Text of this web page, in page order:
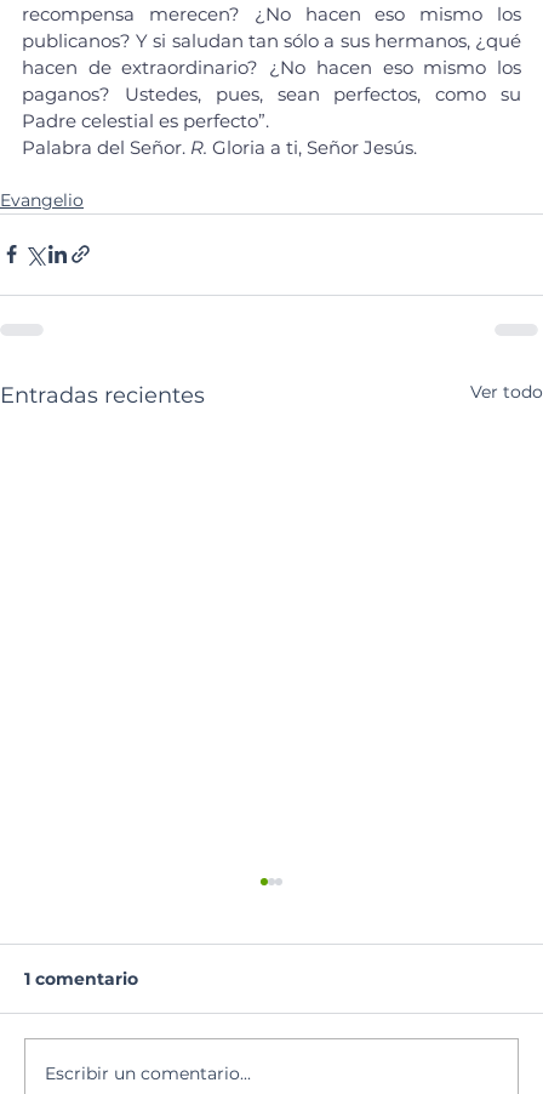
recompensa merecen? ¿No hacen eso mismo los
publicanos? Y si saludan tan sólo a sus hermanos, ¿qué
hacen de extraordinario? ¿No hacen eso mismo los
paganos? Ustedes, pues, sean perfectos, como su
Padre celestial es perfecto”.
Palabra del Señor. R. Gloria a ti, Señor Jesús.
Evangelio
Entradas recientes Ver todo
1 comentario
Escribir un comentario...